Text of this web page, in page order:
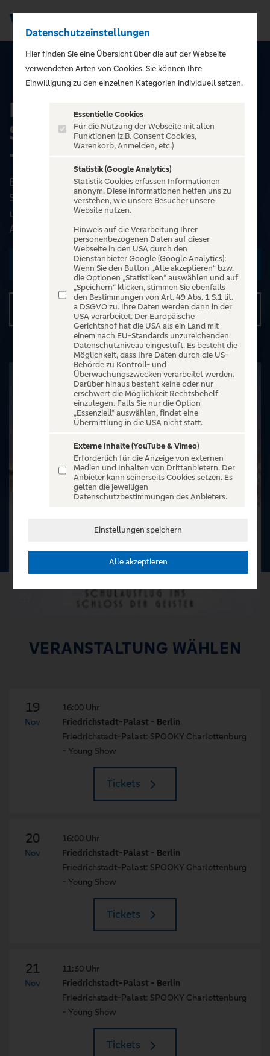
ALLE EVENTS
Friedrichstadt-Palast:
SPOOKY Charlottenburg
- Young Show
Ein harmloser Schulausflug ins prachtvolle
Schloss Charlottenburg wird für Amira, Johanna
und Hamza zu einem unerwarteten Abenteuer.
Als sie versehent...
Zu den Terminen
Details
VERANSTALTUNG WÄHLEN
19
Nov
16:00 Uhr
Friedrichstadt-Palast - Berlin
Friedrichstadt-Palast: SPOOKY Charlottenburg
- Young Show
Tickets
20
Nov
16:00 Uhr
Friedrichstadt-Palast - Berlin
Friedrichstadt-Palast: SPOOKY Charlottenburg
- Young Show
Tickets
21
Nov
11:30 Uhr
Friedrichstadt-Palast - Berlin
Friedrichstadt-Palast: SPOOKY Charlottenburg
- Young Show
Tickets
Datenschutzeinstellungen
Hier finden Sie eine Übersicht über die auf der Webseite
verwendeten Arten von Cookies. Sie können Ihre
Einwilligung zu den einzelnen Kategorien individuell setzen.
Essentielle Cookies
Für die Nutzung der Webseite mit allen
Funktionen (z.B. Consent Cookies,
Warenkorb, Anmelden, etc.)
Statistik (Google Analytics)
Statistik Cookies erfassen Informationen
anonym. Diese Informationen helfen uns zu
verstehen, wie unsere Besucher unsere
Website nutzen.
Hinweis auf die Verarbeitung Ihrer
personenbezogenen Daten auf dieser
Webseite in den USA durch den
Dienstanbieter Google (Google Analytics):
Wenn Sie den Button „Alle akzeptieren“ bzw.
die Optionen „Statistiken“ auswählen und auf
„Speichern“ klicken, stimmen Sie ebenfalls
den Bestimmungen von Art. 49 Abs. 1 S.1 lit.
a DSGVO zu. Ihre Daten werden dann in der
USA verarbeitet. Der Europäische
Gerichtshof hat die USA als ein Land mit
einem nach EU-Standards unzureichenden
Datenschutzniveau eingestuft. Es besteht die
Möglichkeit, dass Ihre Daten durch die US-
Behörde zu Kontroll- und
Überwachungszwecken verarbeitet werden.
Darüber hinaus besteht keine oder nur
erschwert die Möglichkeit Rechtsbehelf
einzulegen. Falls Sie nur die Option
„Essenziell“ auswählen, findet eine
Übermittlung in die USA nicht statt.
Externe Inhalte (YouTube & Vimeo)
Erforderlich für die Anzeige von externen
Medien und Inhalten von Drittanbietern. Der
Anbieter kann seinerseits Cookies setzen. Es
gelten die jeweiligen
Datenschutzbestimmungen des Anbieters.
Einstellungen speichern
Alle akzeptieren